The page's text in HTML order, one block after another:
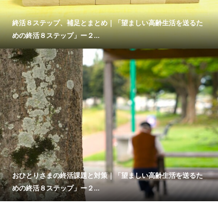
終活８ステップ、補足とまとめ｜「望ましい高齢生活を送るた
めの終活８ステップ」ー２...
おひとりさまの終活課題と対策｜「望ましい高齢生活を送るた
めの終活８ステップ」ー２...